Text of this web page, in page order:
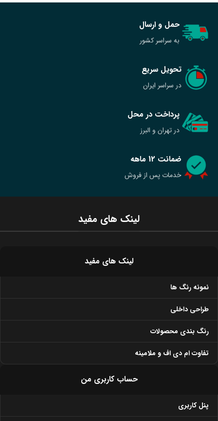
ضمانت 12 ماهه
خدمات پس از فروش
پرداخت در محل
در تهران و البرز
تحویل سریع
در سراسر ایران
حمل و ارسال
به سراسر کشور
لینک های مفید
حساب کاربری من
پنل کاربری
لینک های مفید
نمونه رنگ ها
طراحی داخلی
رنگ بندی محصولات
تفاوت ام دی اف و ملامینه